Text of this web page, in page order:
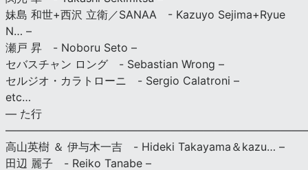
妹島 和世+西沢 立衛／SANAA - Kazuyo Sejima+Ryue
N… –
瀬戸 昇 - Noboru Seto –
セバスチャン ロング - Sebastian Wrong –
セルジオ・カラトローニ - Sergio Calatroni –
etc…
— た行
高山英樹 ＆ 伊与木一吉 - Hideki Takayama＆kazu… –
田辺 麗子 - Reiko Tanabe –